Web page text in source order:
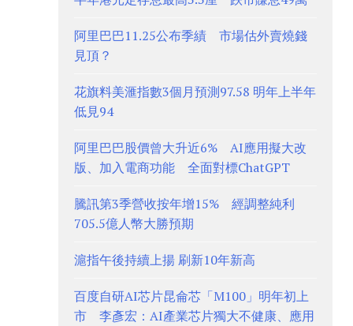
阿里巴巴11.25公布季績 市場估外賣燒錢
見頂？
花旗料美滙指數3個月預測97.58 明年上半年
低見94
阿里巴巴股價曾大升近6% AI應用擬大改
版、加入電商功能 全面對標ChatGPT
騰訊第3季營收按年增15% 經調整純利
705.5億人幣大勝預期
滬指午後持續上揚 刷新10年新高
百度自研AI芯片昆侖芯「M100」明年初上
市 李彥宏：AI產業芯片獨大不健康、應用